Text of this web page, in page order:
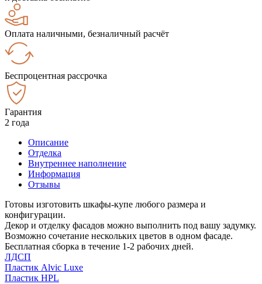
Оплата наличными, безналичный расчёт
Беспроцентная рассрочка
Гарантия
2 года
Описание
Отделка
Внутреннее наполнение
Информация
Отзывы
Готовы изготовить шкафы-купе любого размера и
конфигурации.
Декор и отделку фасадов можно выполнить под вашу задумку.
Возможно сочетание нескольких цветов в одном фасаде.
Бесплатная сборка в течение 1-2 рабочих дней.
ЛДСП
Пластик Alvic Luxe
Пластик HPL